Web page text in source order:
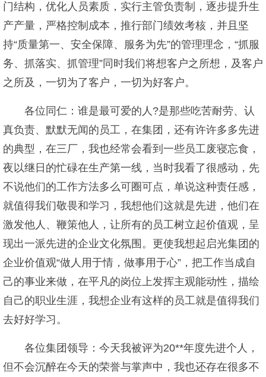
门结构，优化人员素质，实行主管负责制，逐步提升生
产产量，严格控制成本，推行部门绩效考核，并且坚
持“质量第一、安全保障、服务为先”的管理理念，“抓服
务、抓落实、抓管理”同时我们将想客户之所想，及客户
之所及，一切为了客户，一切为好客户。
各位同仁：谁是最可爱的人?是那些吃苦耐劳、认
真负责、默默无闻的员工，在集团，还有许许多多先进
的典型，在三厂，我也经常会看到一些员工废寝忘食，
夜以继日的忙碌在生产第一线，当时我看了很感动，先
不说他们的工作方法多么可圈可点，单说这种责任感，
就值得我们敬畏和学习，我想他们这就是先进，他们在
激发他人、鞭策他人，让所有的员工树立起价值观，呈
现出一派先进的企业文化氛围。更使我想起启光集团的
企业价值观“做人用于情，做事用于心”，把工作当成自
己的事业来做，在平凡的岗位上发挥主观能动性，描绘
自己的职业生涯，我想企业有这样的员工就是值得我们
去好好学习。
各位集团领导：今天我被评为20**年度先进个人，
但不会沉醉在今天的荣誉与掌声中，我也还存在很多不